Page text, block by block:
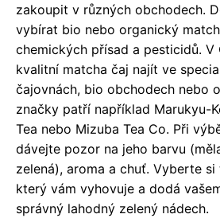
zakoupit v různých obchodech.
vybírat bio nebo organický
chemických přísad a pesticidů. V
kvalitní matcha čaj najít ve
čajovnách, bio obchodech nebo
značky patří například Marukyu-
Tea nebo Mizuba Tea Co. Při
dávejte pozor na jeho barvu
zelená), aroma a chuť. Vyberte
který vám vyhovuje a dodá
správný lahodný zelený nádech.